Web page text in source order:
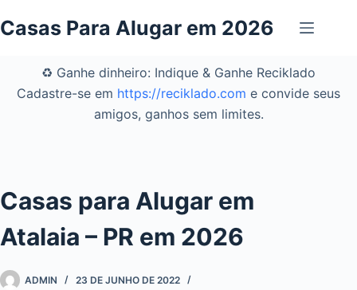
para
conteúdo
Casas Para Alugar em 2026
♻️ Ganhe dinheiro: Indique & Ganhe Reciklado
Cadastre-se em https://reciklado.com e convide seus
amigos, ganhos sem limites.
Casas para Alugar em
Atalaia – PR em 2026
ADMIN
23 DE JUNHO DE 2022